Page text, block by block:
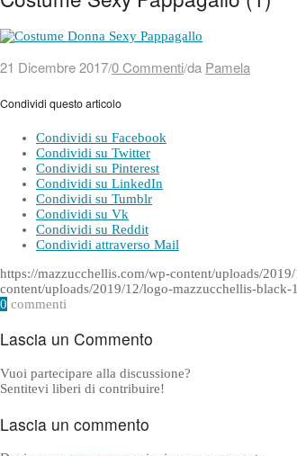
21 Dicembre 2017/0 Commenti/da Pamela
Condividi questo articolo
Condividi su Facebook
Condividi su Twitter
Condividi su Pinterest
Condividi su LinkedIn
Condividi su Tumblr
Condividi su Vk
Condividi su Reddit
Condividi attraverso Mail
https://mazzucchellis.com/wp-content/uploads/
content/uploads/2019/12/logo-mazzucchellis-black-
0 commenti
Lascia un Commento
Vuoi partecipare alla discussione?
Sentitevi liberi di contribuire!
Lascia un commento